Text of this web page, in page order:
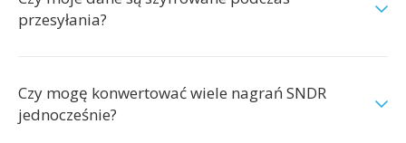
przesyłania?
Czy mogę konwertować wiele nagrań SNDR
jednocześnie?